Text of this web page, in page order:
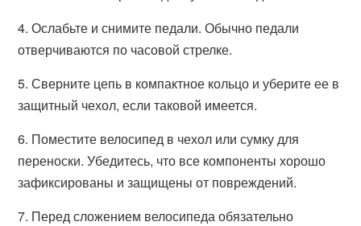
4. Ослабьте и снимите педали. Обычно педали
отверчиваются по часовой стрелке.
5. Сверните цепь в компактное кольцо и уберите ее в
защитный чехол, если таковой имеется.
6. Поместите велосипед в чехол или сумку для
переноски. Убедитесь, что все компоненты хорошо
зафиксированы и защищены от повреждений.
7. Перед сложением велосипеда обязательно